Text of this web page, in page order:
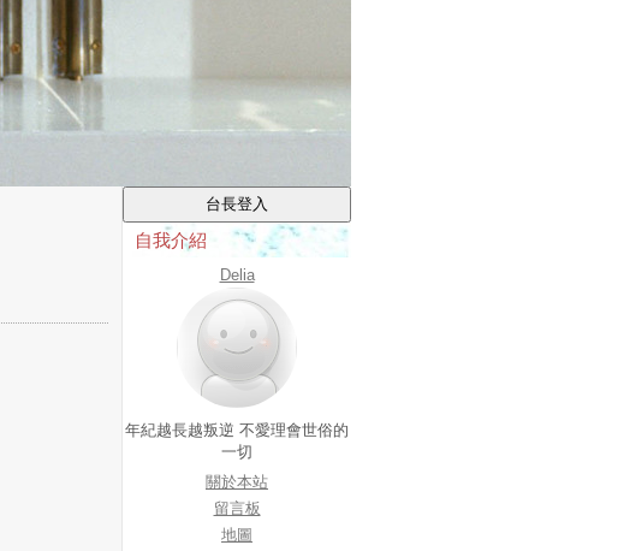
自我介紹
Delia
年紀越長越叛逆 不愛理會世俗的
一切
關於本站
留言板
地圖